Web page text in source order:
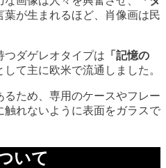
葉が生まれるほど、肖像画は民
つダゲレオタイプは 「記憶の
て主に欧米で流通しました。
ため、専用のケースやフレー
触れないように表面をガラスで
いて